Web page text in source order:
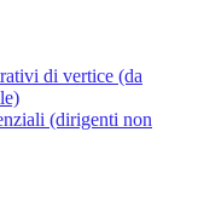
di vertice (da
(dirigenti non